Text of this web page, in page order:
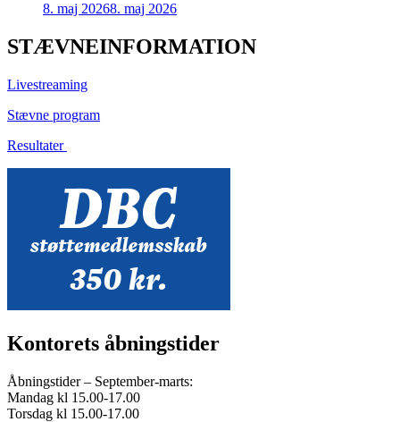
8. maj 20268. maj 2026
STÆVNEINFORMATION
Livestreaming
Stævne program
Resultater
Kontorets åbningstider
Åbningstider – September-marts:
Mandag kl 15.00-17.00
Torsdag kl 15.00-17.00